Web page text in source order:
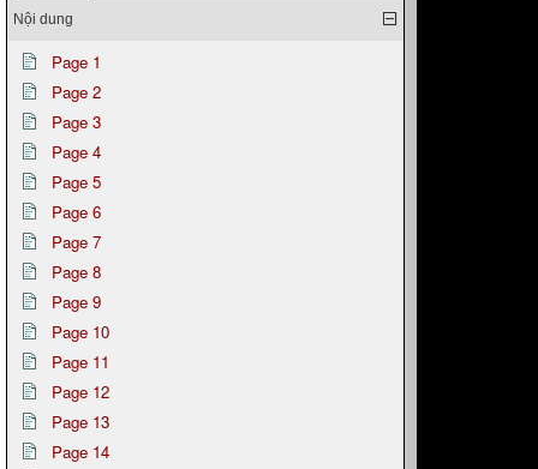
Nội dung
Page 1
Page 2
Page 3
Page 4
Page 5
Page 6
Page 7
Page 8
Page 9
Page 10
Page 11
Page 12
Page 13
Page 14